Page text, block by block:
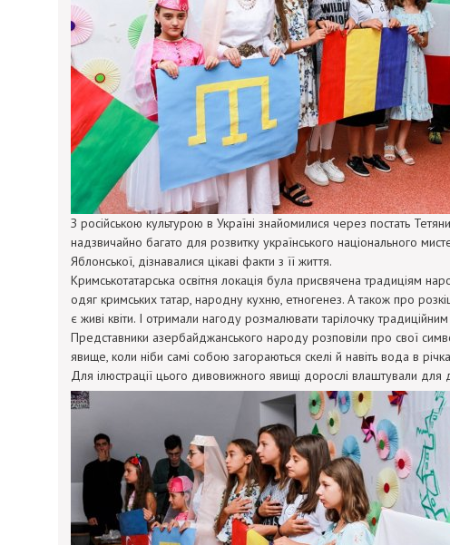
З російською культурою в Україні знайомилися через постать
надзвичайно багато для розвитку українського національного
Яблонської, дізнавалися цікаві факти з її життя.
Кримськотатарська освітня локація була присвячена традиціям
одяг кримських татар, народну кухню, етногенез. А також про
є живі квіти. І отримали нагоду розмалювати тарілочку
Представники азербайджанського народу розповіли про свої
явище, коли ніби самі собою загораються скелі й навіть вода в
Для ілюстрації цього дивовижного явищі дорослі влаштували для